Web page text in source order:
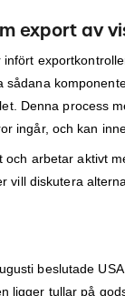
export av
sådana
Denna process
ingår, och kan
och arbetar aktivt
vill diskutera
beslutade
ligger tullar på